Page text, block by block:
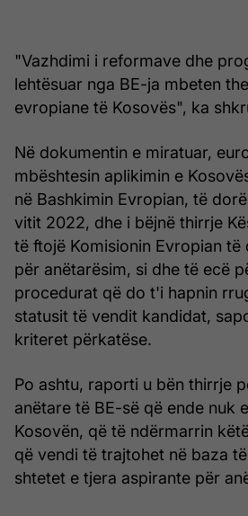
"Vazhdimi i reformave dhe
lehtësuar nga BE-ja mbeten
evropiane të Kosovës", ka
Në dokumentin e miratuar,
mbështesin aplikimin e
në Bashkimin Evropian, të
vitit 2022, dhe i bëjnë thirrje
të ftojë Komisionin Evropian
për anëtarësim, si dhe të ecë
procedurat që do t'i hapnin
statusit të vendit kandidat,
kriteret përkatëse.
Po ashtu, raporti u bën thirrje
anëtare të BE-së që ende nuk
Kosovën, që të ndërmarrin
që vendi të trajtohet në baza
shtetet e tjera aspirante për